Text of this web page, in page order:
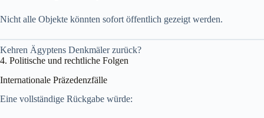
Nicht alle Objekte könnten sofort öffentlich gezeigt werden.
Kehren Ägyptens Denkmäler zurück?
4. Politische und rechtliche Folgen
Internationale Präzedenzfälle
Eine vollständige Rückgabe würde: